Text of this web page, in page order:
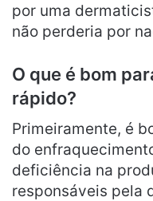
por uma
não perderia por
O que é bom
rápido?
Primeiramente, é
do
deficiência na
responsáveis pela